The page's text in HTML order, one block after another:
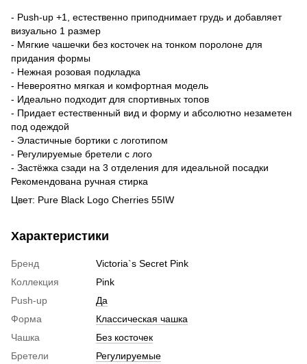
- Push-up +1, естественно приподнимает грудь и добавляет
визуально 1 размер
- Мягкие чашечки без косточек на тонком поролоне для
придания формы
- Нежная розовая подкладка
- Невероятно мягкая и комфортная модель
- Идеально подходит для спортивных топов
- Придает естественный вид и форму и абсолютно незаметен
под одеждой
- Эластичные бортики с логотипом
- Регулируемые бретели с лого
- Застёжка сзади на 3 отделения для идеальной посадки
Рекомендована ручная стирка
Цвет: Pure Black Logo Cherries 55IW
Характеристики
Бренд
Victoria`s Secret Pink
Коллекция
Pink
Push-up
Да
Форма
Классическая чашка
Чашка
Без косточек
Бретели
Регулируемые